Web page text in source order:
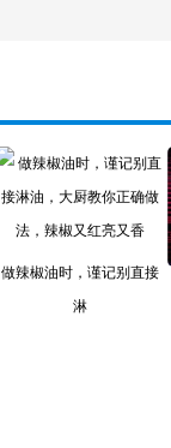
做辣椒油时，谨记别直接
淋